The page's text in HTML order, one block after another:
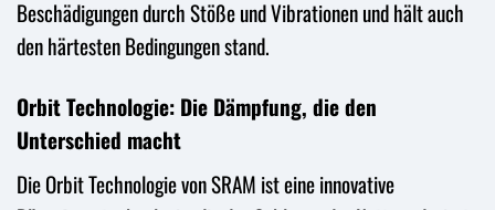
Beschädigungen durch Stöße und Vibrationen und hält auch
den härtesten Bedingungen stand.
Orbit Technologie: Die Dämpfung, die den
Unterschied macht
Die Orbit Technologie von SRAM ist eine innovative